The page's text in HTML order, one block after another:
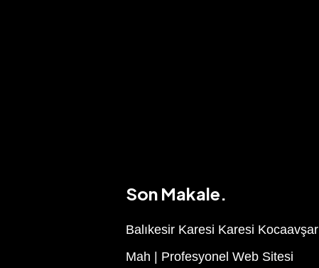
Son Makale.
Balıkesir Karesi Karesi Kocaavşar
Mah | Profesyonel Web Sitesi